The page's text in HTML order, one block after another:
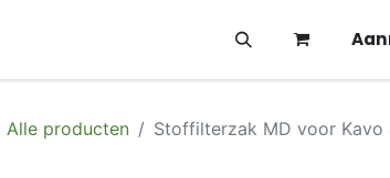
Alle producten Stoffilterzak MD voor Kavo